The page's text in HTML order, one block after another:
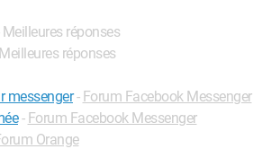
Meilleures réponses
réponses
messenger - Forum Facebook Messenger
- Forum Facebook Messenger
Orange